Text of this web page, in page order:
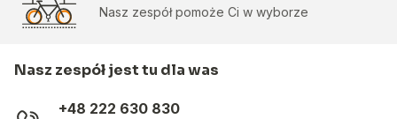
Nasz zespół pomoże Ci w wyborze
Nasz zespół jest tu dla was
+48 222 630 830